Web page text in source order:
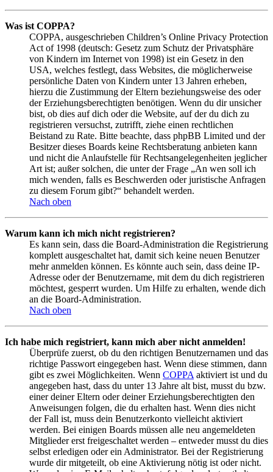
Was ist COPPA?
COPPA, ausgeschrieben Children’s Online Privacy Protection
Act of 1998 (deutsch: Gesetz zum Schutz der Privatsphäre
von Kindern im Internet von 1998) ist ein Gesetz in den
USA, welches festlegt, dass Websites, die möglicherweise
persönliche Daten von Kindern unter 13 Jahren erheben,
hierzu die Zustimmung der Eltern beziehungsweise des oder
der Erziehungsberechtigten benötigen. Wenn du dir unsicher
bist, ob dies auf dich oder die Website, auf der du dich zu
registrieren versuchst, zutrifft, ziehe einen rechtlichen
Beistand zu Rate. Bitte beachte, dass phpBB Limited und der
Besitzer dieses Boards keine Rechtsberatung anbieten kann
und nicht die Anlaufstelle für Rechtsangelegenheiten jeglicher
Art ist; außer solchen, die unter der Frage „An wen soll ich
mich wenden, falls es Beschwerden oder juristische Anfragen
zu diesem Forum gibt?“ behandelt werden.
Nach oben
Warum kann ich mich nicht registrieren?
Es kann sein, dass die Board-Administration die Registrierung
komplett ausgeschaltet hat, damit sich keine neuen Benutzer
mehr anmelden können. Es könnte auch sein, dass deine IP-
Adresse oder der Benutzername, mit dem du dich registrieren
möchtest, gesperrt wurden. Um Hilfe zu erhalten, wende dich
an die Board-Administration.
Nach oben
Ich habe mich registriert, kann mich aber nicht anmelden!
Überprüfe zuerst, ob du den richtigen Benutzernamen und das
richtige Passwort eingegeben hast. Wenn diese stimmen, dann
gibt es zwei Möglichkeiten. Wenn COPPA aktiviert ist und du
angegeben hast, dass du unter 13 Jahre alt bist, musst du bzw.
einer deiner Eltern oder deiner Erziehungsberechtigten den
Anweisungen folgen, die du erhalten hast. Wenn dies nicht
der Fall ist, muss dein Benutzerkonto vielleicht aktiviert
werden. Bei einigen Boards müssen alle neu angemeldeten
Mitglieder erst freigeschaltet werden – entweder musst du dies
selbst erledigen oder ein Administrator. Bei der Registrierung
wurde dir mitgeteilt, ob eine Aktivierung nötig ist oder nicht.